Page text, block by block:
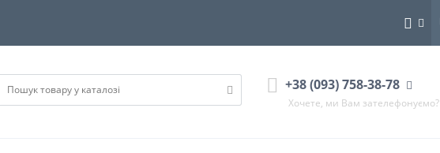
+38 (093) 758-38-78
Хочете, ми Вам зателефонуємо?